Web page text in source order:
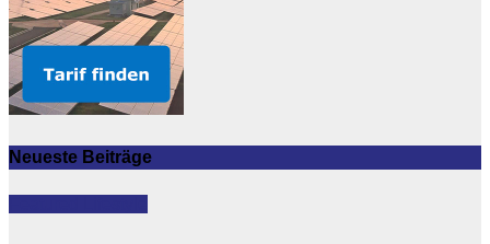
Neueste Beiträge